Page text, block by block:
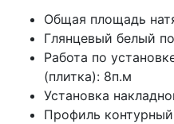
Общая площадь
Глянцевый белый
Работа по
(плитка): 8п.м
Установка
Профиль